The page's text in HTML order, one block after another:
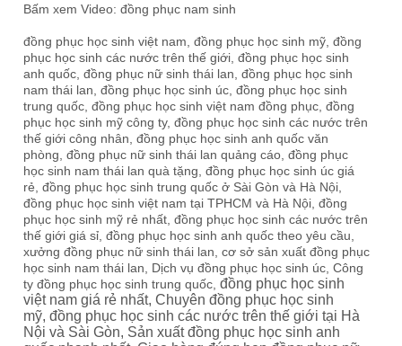
Bấm xem Video: đồng phục nam sinh
đồng phục học sinh việt nam, đồng phục học sinh mỹ, đồng
phục học sinh các nước trên thế giới, đồng phục học sinh
anh quốc, đồng phục nữ sinh thái lan, đồng phục học sinh
nam thái lan, đồng phục học sinh úc, đồng phục học sinh
trung quốc, đồng phục học sinh việt nam đồng phục, đồng
phục học sinh mỹ công ty, đồng phục học sinh các nước trên
thế giới công nhân, đồng phục học sinh anh quốc văn
phòng, đồng phục nữ sinh thái lan quảng cáo, đồng phục
học sinh nam thái lan quà tặng, đồng phục học sinh úc giá
rẻ, đồng phục học sinh trung quốc ở Sài Gòn và Hà Nội,
đồng phục học sinh việt nam tại TPHCM và Hà Nội, đồng
phục học sinh mỹ rẻ nhất, đồng phục học sinh các nước trên
thế giới giá sỉ, đồng phục học sinh anh quốc theo yêu cầu,
xưởng đồng phục nữ sinh thái lan, cơ sở sản xuất đồng phục
học sinh nam thái lan, Dịch vụ đồng phục học sinh úc, Công
ty đồng phục học sinh trung quốc, đồng phục học sinh
việt nam giá rẻ nhất, Chuyên đồng phục học sinh
mỹ, đồng phục học sinh các nước trên thế giới tại Hà
Nội và Sài Gòn, Sản xuất đồng phục học sinh anh